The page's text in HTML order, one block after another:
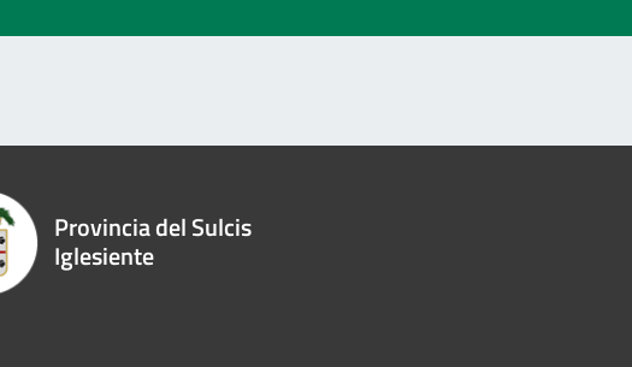
Provincia del Sulcis
Iglesiente